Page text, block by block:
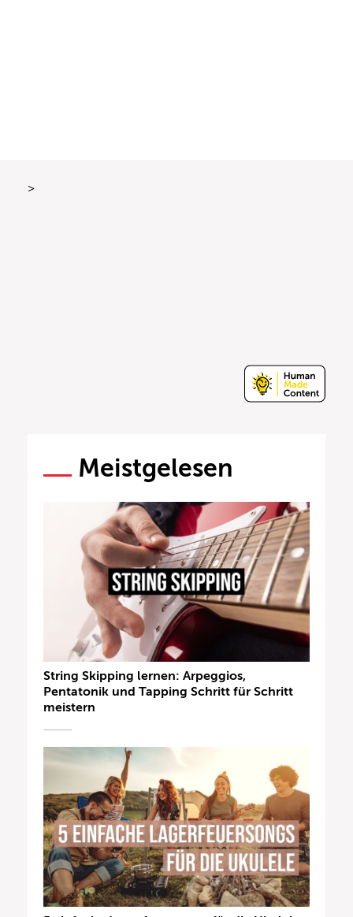
>
Meistgelesen
String Skipping lernen: Arpeggios,
Pentatonik und Tapping Schritt für Schritt
meistern